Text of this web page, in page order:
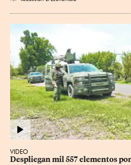
VIDEO
Despliegan mil 557 elementos